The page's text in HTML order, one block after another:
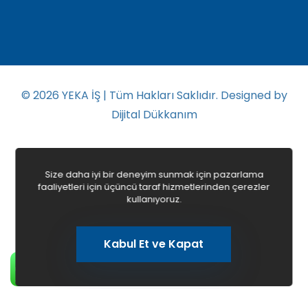
© 2026 YEKA İŞ | Tüm Hakları Saklıdır. Designed by
Dijital Dükkanım
Gizlilik Politikası
Anasayfa
Size daha iyi bir deneyim sunmak için pazarlama
faaliyetleri için üçüncü taraf hizmetlerinden çerezler
kullanıyoruz.
Kabul Et ve Kapat